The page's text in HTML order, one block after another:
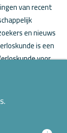
van recent
en nieuws
is een
voor